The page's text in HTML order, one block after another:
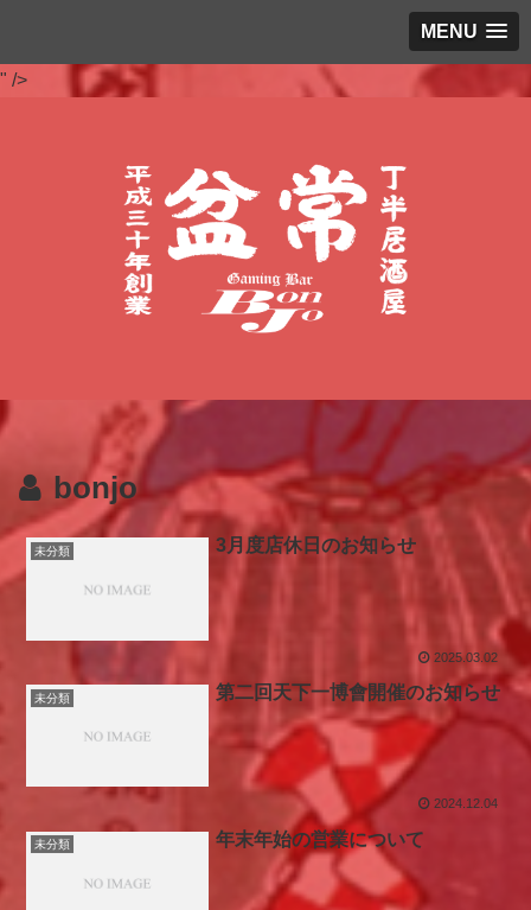
MENU
" />
bonjo
未分類 3月度店休日のお知らせ
2025.03.02
未分類 第二回天下一博會開催のお知らせ
2024.12.04
未分類 年末年始の営業について